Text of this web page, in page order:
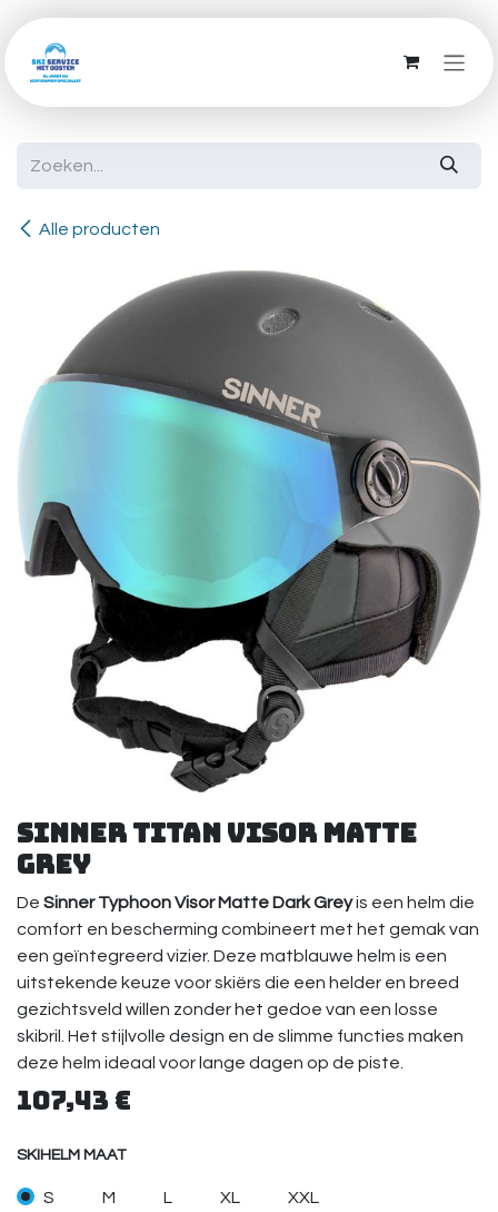
Overslaan naar inhoud
Alle producten
Sinner Titan Visor Matte
Grey
De Sinner Typhoon Visor Matte Dark Greyis een helm die
comfort en bescherming combineert met het gemak van
een geïntegreerd vizier. Deze matblauwe helm is een
uitstekende keuze voor skiërs die een helder en breed
gezichtsveld willen zonder het gedoe van een losse
skibril. Het stijlvolle design en de slimme functies maken
deze helm ideaal voor lange dagen op de piste.
107,43 €
SKIHELM MAAT
S M L XL XXL